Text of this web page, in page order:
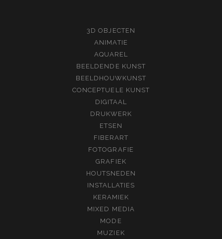
3D OBJECTEN
ANIMATIE
AQUAREL
BEELDENDE KUNST
BEELDHOUWKUNST
CONCEPTUELE KUNST
DIGITAAL
DRUKWERK
ETSEN
FIBERART
FOTOGRAFIE
GRAFIEK
HOUTSNEDEN
INSTALLATIES
KERAMIEK
MIXED MEDIA
MODE
MUZIEK